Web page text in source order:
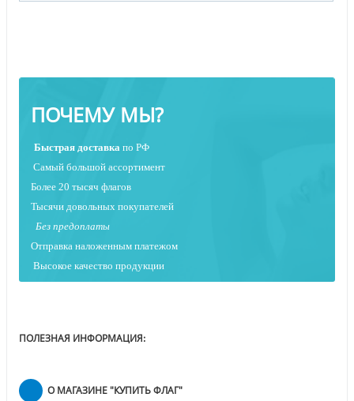
ПОЧЕМУ МЫ?
Быстрая доставка по РФ
Самый большой ассортимент
Более 20 тысяч флагов
Тысячи довольных покупателей
Без предоплаты
Отправка наложенным платежом
Высокое качество продукции
ПОЛЕЗНАЯ ИНФОРМАЦИЯ:
О МАГАЗИНЕ "КУПИТЬ ФЛАГ"